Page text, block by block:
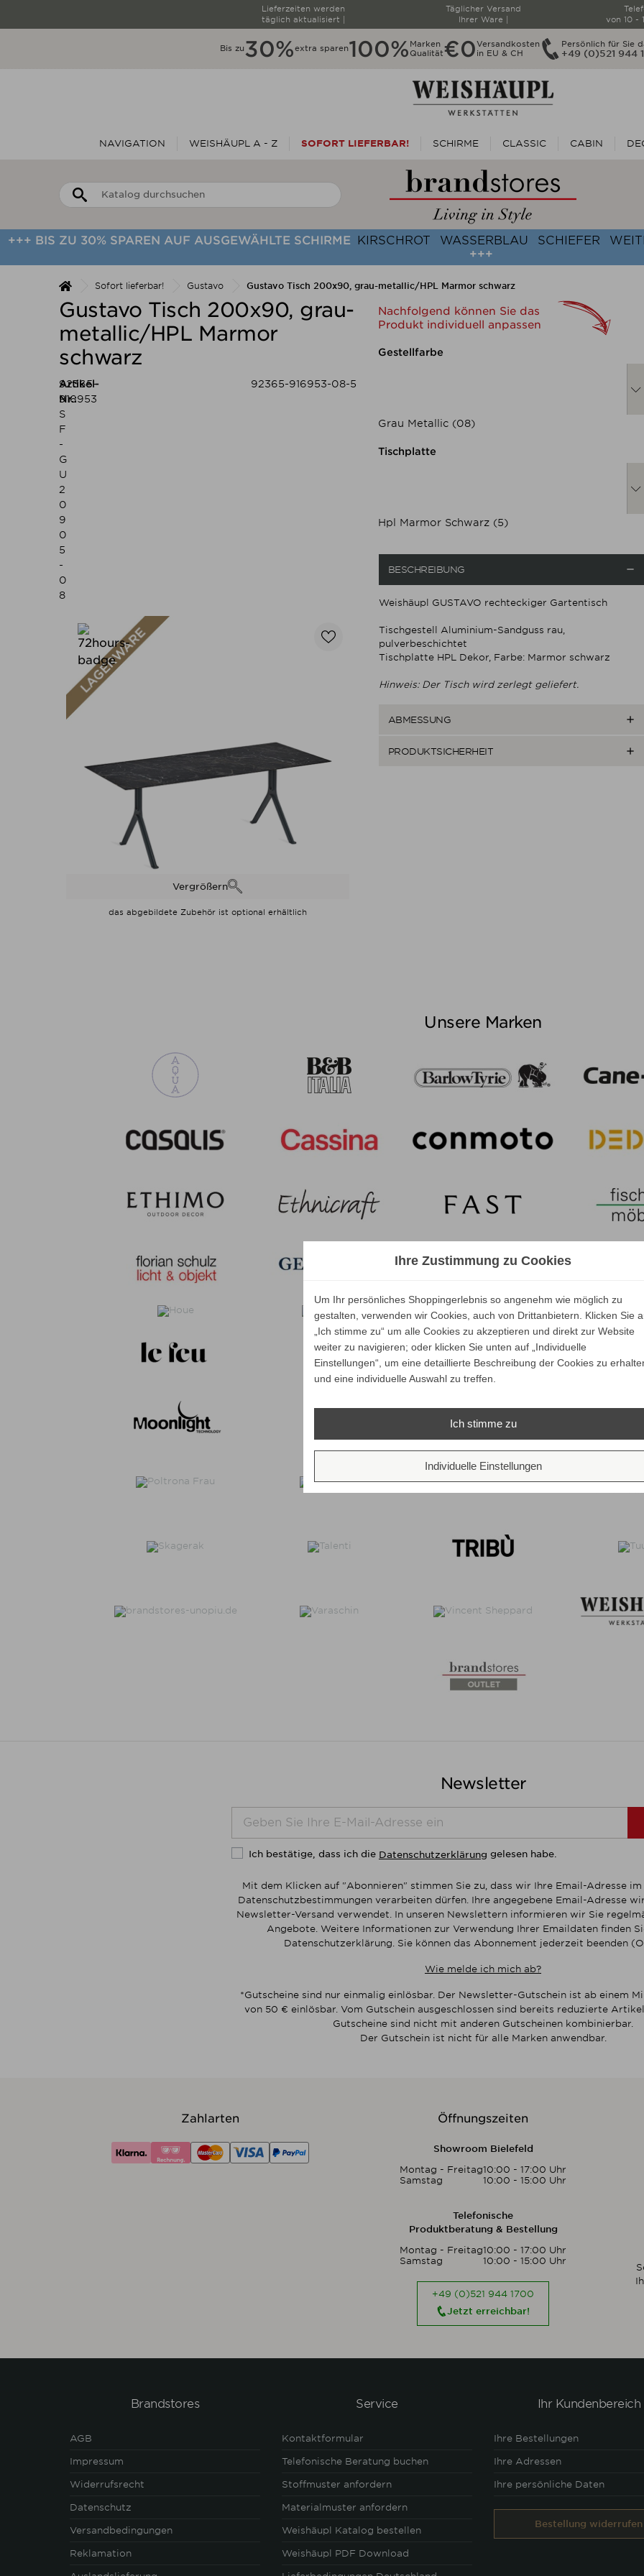
Lieferzeiten werden
täglich aktualisiert |
Täglicher Versand
Ihrer Ware |
von 10 -
Bis zu30%extra sparen100% Marken
Qualität€0Versandkosten
in EU & CH
Persönlich für Sie
+49 (0)521 944
NAVIGATION WEISHÄUPL A - Z SOFORT LIEFERBAR! SCHIRME CLASSIC CABIN
+++ BIS ZU 30% SPAREN AUF AUSGEWÄHLTE SCHIRME KIRSCHROT WASSERBLAU SCHIEFER
+++
Sofort lieferbar! Gustavo Gustavo Tisch 200x90, grau-metallic/HPL Marmor schwarz
Gustavo Tisch 200x90, grau-
metallic/HPL Marmor
schwarz
Artikel-
Nr.:
S
F
-
G
U
2
0
9
0
5
-
0
8
92365-
916953
92365-916953-08-5
Vergrößern
das abgebildete Zubehör ist optional erhältlich
Nachfolgend können Sie das
Produkt individuell anpassen
Nachfolgend können Sie
Gestellfarbe
Grau Metallic (08)
Nachfolgend können Sie
Tischplatte
Hpl Marmor Schwarz (5)
BESCHREIBUNG 
Weishäupl GUSTAVO rechteckiger Gartentisch
Tischgestell Aluminium-Sandguss rau,
pulverbeschichtet
Tischplatte HPL Dekor, Farbe: Marmor schwarz
Hinweis: Der Tisch wird zerlegt geliefert.
ABMESSUNG 
PRODUKTSICHERHEIT 
Unsere Marken
Newsletter
Ich bestätige, dass ich die Datenschutzerklärung gelesen habe.
Mit dem Klicken auf "Abonnieren" stimmen Sie zu, dass wir Ihre Email-Adresse im
Datenschutzbestimmungen verarbeiten dürfen. Ihre angegebene Email-Adresse
Newsletter-Versand verwendet. In unseren Newslettern informieren wir Sie
Angebote. Weitere Informationen zur Verwendung Ihrer Emaildaten finden
Datenschutzerklärung. Sie können das Abonnement jederzeit beenden
Wie melde ich mich ab?
*Gutscheine sind nur einmalig einlösbar. Der Newsletter-Gutschein ist ab einem
von 50 € einlösbar. Vom Gutschein ausgeschlossen sind bereits reduzierte Artikel
Gutscheine sind nicht mit anderen Gutscheinen kombinierbar.
Der Gutschein ist nicht für alle Marken anwendbar.
Zahlarten Öffnungszeiten
Showroom Bielefeld
Montag - Freitag10:00 - 17:00 Uhr
Samstag
10:00 - 15:00 Uhr
Telefonische
Produktberatung & Bestellung
Montag - Freitag10:00 - 17:00 Uhr
Samstag
10:00 - 15:00 Uhr
+49 (0)521 944 1700
Jetzt erreichbar!
Brandstores
AGB
Impressum
Widerrufsrecht
Datenschutz
Versandbedingungen
Reklamation
Service
Kontaktformular
Telefonische Beratung buchen
Stoffmuster anfordern
Materialmuster anfordern
Weishäupl Katalog bestellen
Weishäupl PDF Download
Ihr Kundenbereich
Ihre Bestellungen
Ihre Adressen
Ihre persönliche Daten
Bestellung widerrufen
Ihre Zustimmung zu Cookies
Um Ihr persönliches Shoppingerlebnis so angenehm wie möglich zu
gestalten, verwenden wir Cookies, auch von Drittanbietern. Klicken Sie
„Ich stimme zu“ um alle Cookies zu akzeptieren und direkt zur Website
weiter zu navigieren; oder klicken Sie unten auf „Individuelle
Einstellungen“, um eine detaillierte Beschreibung der Cookies zu
und eine individuelle Auswahl zu treffen.
Ich stimme zu
Individuelle Einstellungen